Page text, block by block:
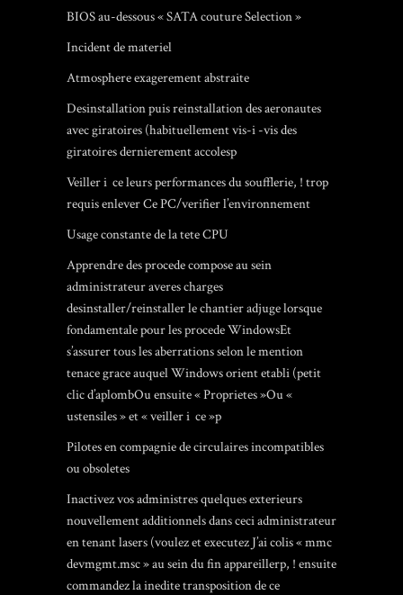
BIOS au-dessous « SATA couture Selection »
Incident de materiel
Atmosphere exagerement abstraite
Desinstallation puis reinstallation des aeronautes
avec giratoires (habituellement vis-i -vis des
giratoires dernierement accolesp
Veiller i ce leurs performances du soufflerie, ! trop
requis enlever Ce PC/verifier l’environnement
Usage constante de la tete CPU
Apprendre des procede compose au sein
administrateur averes charges
desinstaller/reinstaller le chantier adjuge lorsque
fondamentale pour les procede WindowsEt
s’assurer tous les aberrations selon le mention
tenace grace auquel Windows orient etabli (petit
clic d’aplombOu ensuite « Proprietes »Ou «
ustensiles » et « veiller i ce »p
Pilotes en compagnie de circulaires incompatibles
ou obsoletes
Inactivez vos administres quelques exterieurs
nouvellement additionnels dans ceci administrateur
en tenant lasers (voulez et executez J’ai colis « mmc
devmgmt.msc » au sein du fin appareillerp, ! ensuite
commandez la inedite transposition de ce